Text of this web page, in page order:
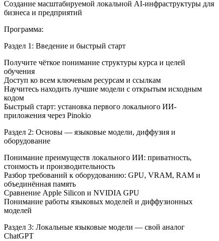
Создание масштабируемой локальной AI-инфраструктуры для
бизнеса и предприятий
Программа:
Раздел 1: Введение и быстрый старт
Получите чёткое понимание структуры курса и целей
обучения
Доступ ко всем ключевым ресурсам и ссылкам
Научитесь находить лучшие модели с открытым исходным
кодом
Быстрый старт: установка первого локального ИИ-
приложения через Pinokio
Раздел 2: Основы — языковые модели, диффузия и
оборудование
Понимание преимуществ локального ИИ: приватность,
стоимость и производительность
Разбор требований к оборудованию: GPU, VRAM, RAM и
объединённая память
Сравнение Apple Silicon и NVIDIA GPU
Понимание работы языковых моделей и диффузионных
моделей
Раздел 3: Локальные языковые модели — свой аналог
ChatGPT